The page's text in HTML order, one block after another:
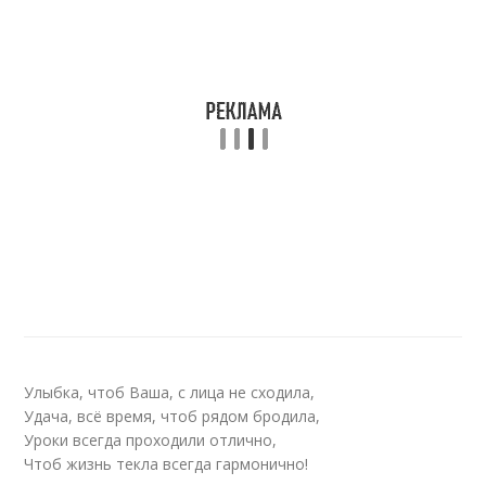
Улыбка, чтоб Ваша, с лица не сходила,
Удача, всё время, чтоб рядом бродила,
Уроки всегда проходили отлично,
Чтоб жизнь текла всегда гармонично!